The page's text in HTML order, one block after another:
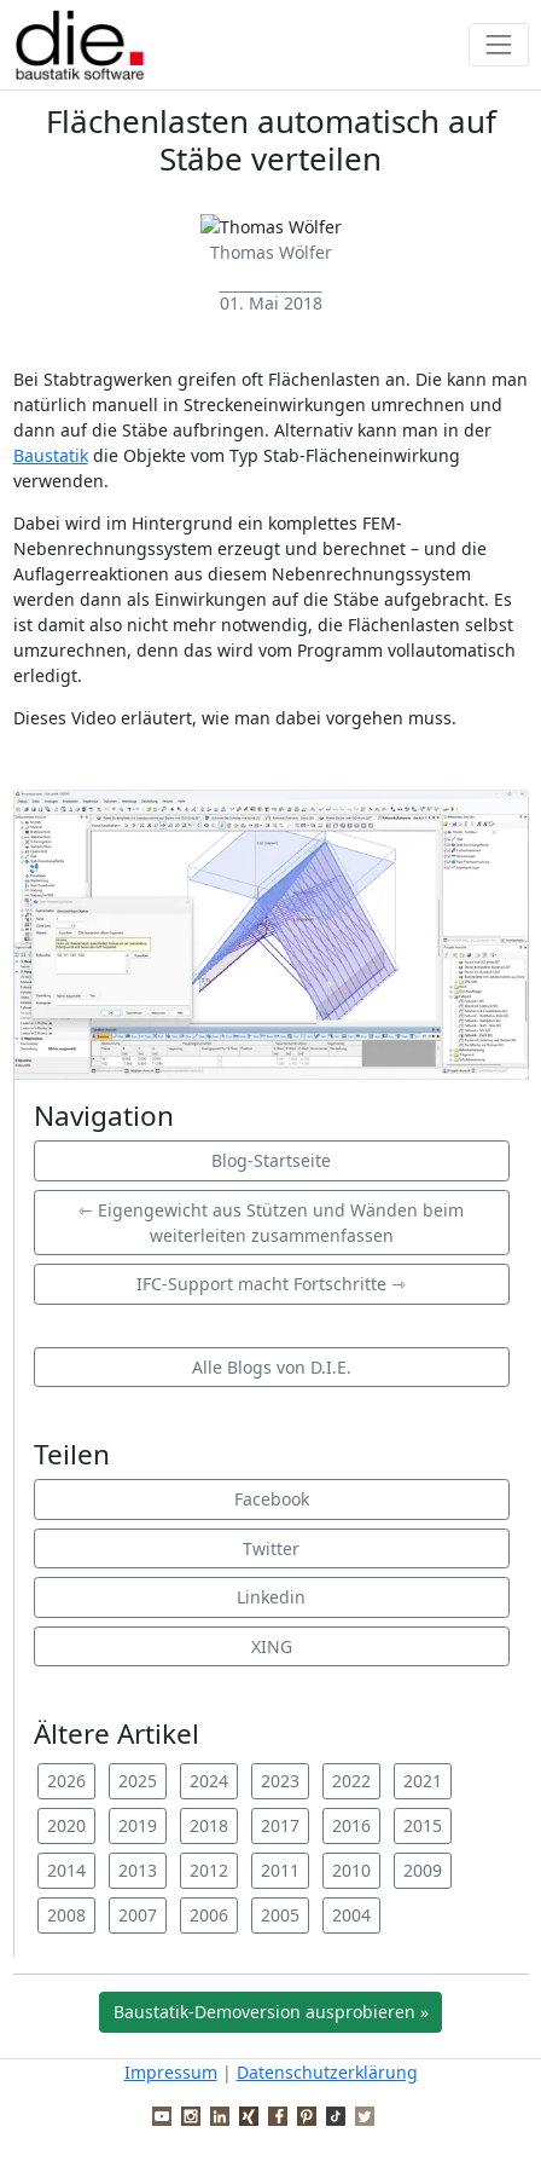
Flächenlasten automatisch auf
Stäbe verteilen
Thomas Wölfer
01. Mai 2018
Bei Stabtragwerken greifen oft Flächenlasten an. Die kann man
natürlich manuell in Streckeneinwirkungen umrechnen und
dann auf die Stäbe aufbringen. Alternativ kann man in der
Baustatikdie Objekte vom Typ Stab-Flächeneinwirkung
verwenden.
Dabei wird im Hintergrund ein komplettes FEM-
Nebenrechnungssystem erzeugt und berechnet – und die
Auflagerreaktionen aus diesem Nebenrechnungssystem
werden dann als Einwirkungen auf die Stäbe aufgebracht. Es
ist damit also nicht mehr notwendig, die Flächenlasten selbst
umzurechnen, denn das wird vom Programm vollautomatisch
erledigt.
Dieses Video erläutert, wie man dabei vorgehen muss.
Navigation
Blog-Startseite
⇽ Eigengewicht aus Stützen und Wänden beim
weiterleiten zusammenfassen
IFC-Support macht Fortschritte ⇾
Alle Blogs von D.I.E.
Teilen
Facebook
Twitter
Linkedin
XING
Ältere Artikel
2026 2025 2024 2023 2022
2021
2020
2019 2018 2017 2016
2015
2014
2013 2012 2011 2010
2009
2008
2007 2006 2005 2004
Baustatik-Demoversion ausprobieren »
Impressum | Datenschutzerklärung